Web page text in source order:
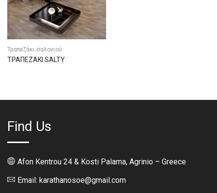
Τραπεζάκι σαλονιού
ΤΡΑΠΕΖΑΚΙ SALTY
Find Us
Afon Kentrou 24 & Kosti Palama, Agrinio – Greece
Email: karathanosoe@gmail.com